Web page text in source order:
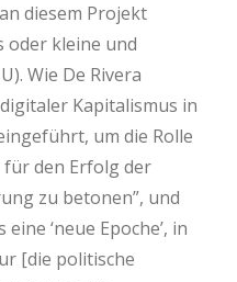
diesem Projekt
oder kleine und
Wie De Rivera
Kapitalismus in
um die Rolle
den Erfolg der
zu betonen”, und
eine ‘neue Epoche’, in
[die politische